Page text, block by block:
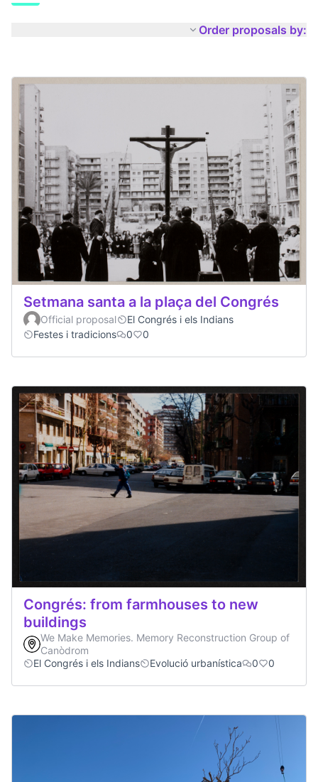
Order proposals by:
Setmana santa a la plaça del Congrés
Official proposal
El Congrés i els Indians
Festes i tradicions
0 0
Congrés: from farmhouses to new
buildings
We Make Memories. Memory Reconstruction Group of
Canòdrom
El Congrés i els Indians
Evolució urbanística 0 0